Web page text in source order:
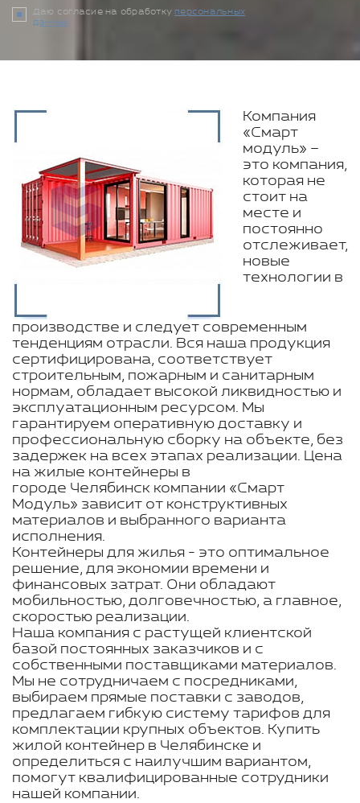
Даю согласие на обработку персональных
данных
Компания
«Смарт
модуль» –
это компания,
которая не
стоит на
месте и
постоянно
отслеживает,
новые
технологии в
производстве и следует современным
тенденциям отрасли. Вся наша продукция
сертифицирована, соответствует
строительным, пожарным и санитарным
нормам, обладает высокой ликвидностью и
эксплуатационным ресурсом. Мы
гарантируем оперативную доставку и
профессиональную сборку на объекте, без
задержек на всех этапах реализации. Цена
на жилые контейнеры в
городе Челябинск компании «Смарт
Модуль» зависит от конструктивных
материалов и выбранного варианта
исполнения.
Контейнеры для жилья - это оптимальное
решение, для экономии времени и
финансовых затрат. Они обладают
мобильностью, долговечностью, а главное,
скоростью реализации.
Наша компания с растущей клиентской
базой постоянных заказчиков и с
собственными поставщиками материалов.
Мы не сотрудничаем с посредниками,
выбираем прямые поставки с заводов,
предлагаем гибкую систему тарифов для
комплектации крупных объектов. Купить
жилой контейнер в Челябинске и
определиться с наилучшим вариантом,
помогут квалифицированные сотрудники
нашей компании.